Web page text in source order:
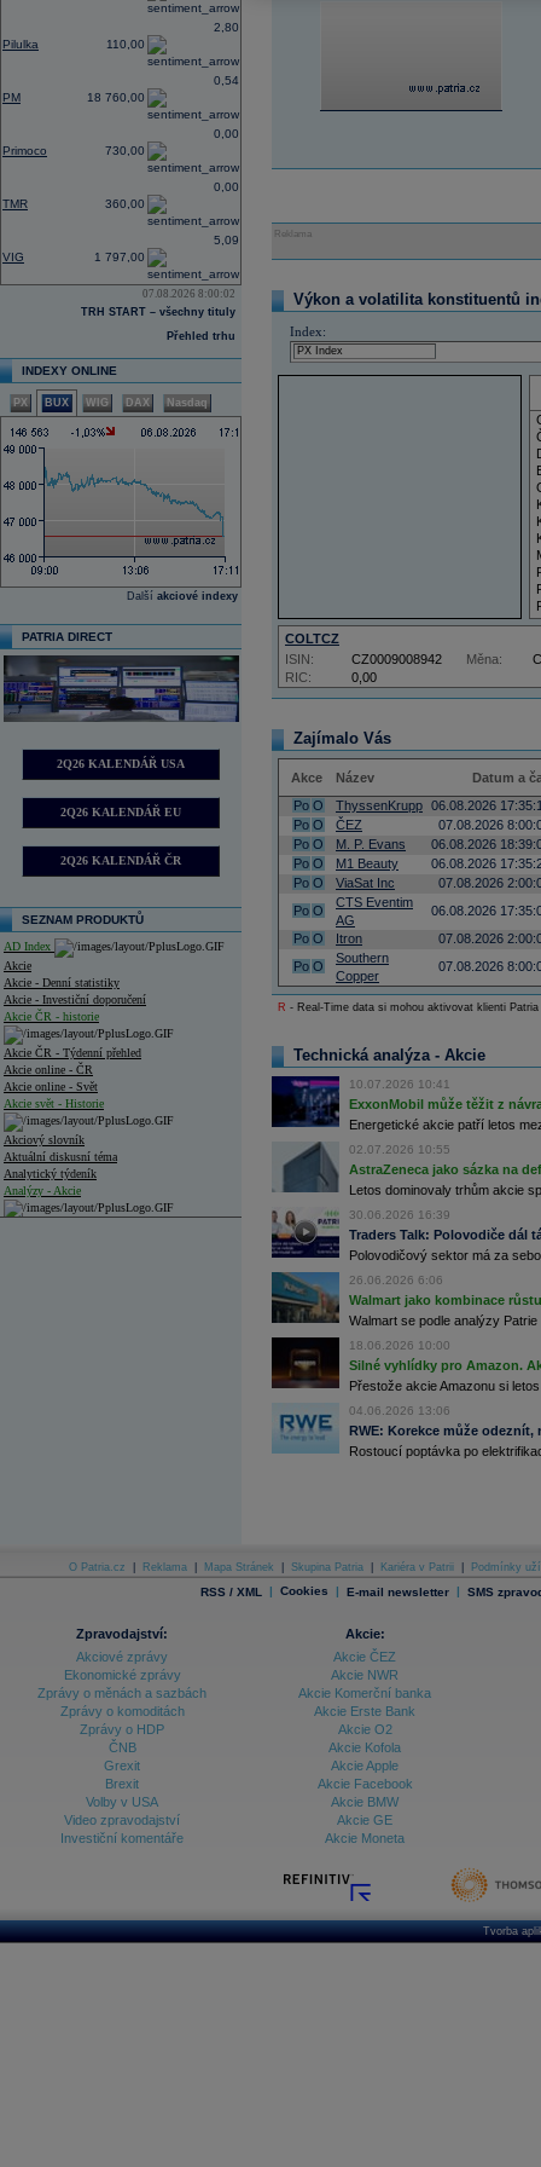
Pilulka 110,00
2,80
PM 18 760,00
0,54
Primoco 730,00
0,00
TMR 360,00
0,00
VIG 1 797,00
5,09
07.08.2026 8:00:02
TRH START – všechny tituly
Přehled trhu
INDEXY ONLINE
PX BUX WIG DAX Nasdaq
Další akciové indexy
PATRIA DIRECT
2Q26 KALENDÁŘ USA
2Q26 KALENDÁŘ EU
2Q26 KALENDÁŘ ČR
SEZNAM PRODUKTŮ
AD Index
Akcie
Akcie - Denní statistiky
Akcie - Investiční doporučení
Akcie ČR - historie
Akcie ČR - Týdenní přehled
Akcie online - ČR
Akcie online - Svět
Akcie svět - Historie
Akciový slovník
Aktuální diskusní téma
Analytický týdeník
Analýzy - Akcie
Archiv - Měsíční makroekonomické přehledy
Archiv - Vývoj české koruny
Archiv analýz - Makroukazatele
Ceny průmyslových výrobců - Data a prognózy
Ceny průmyslových výrobců - Graf (ČR)
Ceny průmyslových výrobců - Kalendář (ČR)
Ceny průmyslových výrobců - Zpravodajství
Databanka - Ceny
Reklama
Výkon a volatilita konstituentů
Index:
COLTCZ
RIC: 0,00
ISIN: CZ0009008942 Měna:
Zajímalo Vás
Akce Název
Datum a
Po O ThyssenKrupp 06.08.2026
Po O ČEZ
07.08.2026
Po O M. P. Evans
06.08.2026
Po O M1 Beauty
06.08.2026
Po O ViaSat Inc
07.08.2026
Po O
CTS Eventim
AG
06.08.2026
Po O Itron
07.08.2026
Po O
Southern
Copper
07.08.2026
R - Real-Time data si mohou aktivovat klienti
Technická analýza - Akcie
10.07.2026 10:41
ExxonMobil může těžit z
Energetické akcie patří letos
02.07.2026 10:55
AstraZeneca jako sázka na
Letos dominovaly trhům akcie
30.06.2026 16:39
Traders Talk: Polovodiče dál
Polovodičový sektor má za
26.06.2026 6:06
Walmart jako kombinace
Walmart se podle analýzy
18.06.2026 10:00
Silné vyhlídky pro Amazon.
Přestože akcie Amazonu si
04.06.2026 13:06
RWE: Korekce může
Rostoucí poptávka po
O Patria.cz Reklama Mapa Stránek Skupina Patria Kariéra v Patrii Podmínky
RSS / XML | Cookies | E-mail newsletter | SMS
Zpravodajství:
Akciové zprávy
Ekonomické zprávy
Zprávy o měnách a sazbách
Zprávy o komoditách
Zprávy o HDP
ČNB
Grexit
Brexit
Volby v USA
Video zpravodajství
Investiční komentáře
Akcie:
Akcie ČEZ
Akcie NWR
Akcie Komerční banka
Akcie Erste Bank
Akcie O2
Akcie Kofola
Akcie Apple
Akcie Facebook
Akcie BMW
Akcie GE
Akcie Moneta
Tvorba